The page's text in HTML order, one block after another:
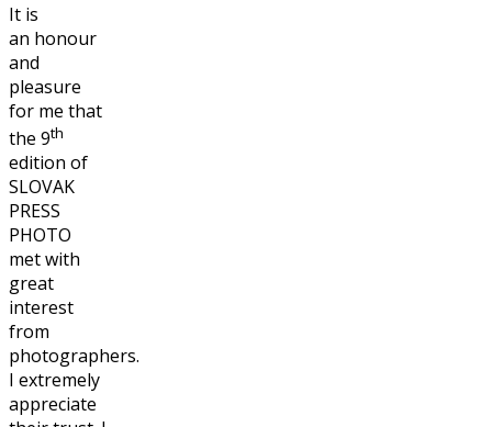
It is
an honour
and
pleasure
for me that
the 9th
edition of
SLOVAK
PRESS
PHOTO
met with
great
interest
from
photographers.
I extremely
appreciate